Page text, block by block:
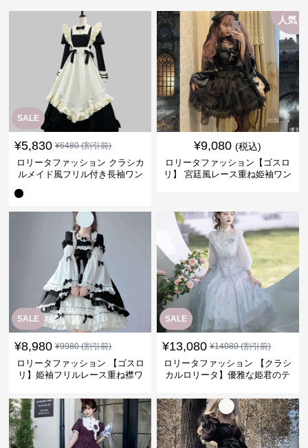
SALE
¥5,830 ¥6480(割引前)
ロリータファッション クラシカ
ルメイド風フリル付き長袖ワン
人気
¥9,080 (税込)
ロリータファッション【ゴスロ
リ】 宮廷風レース重ね姫袖ワン
SALE
¥8,980 ¥9980(割引前)
ロリータファッション 【ゴスロ
リ】姫袖フリルレース重ね襟ワ
SALE
¥13,080 ¥14080(割引前)
ロリータファッション 【クラシ
カルロリータ】優雅な姫君のテ